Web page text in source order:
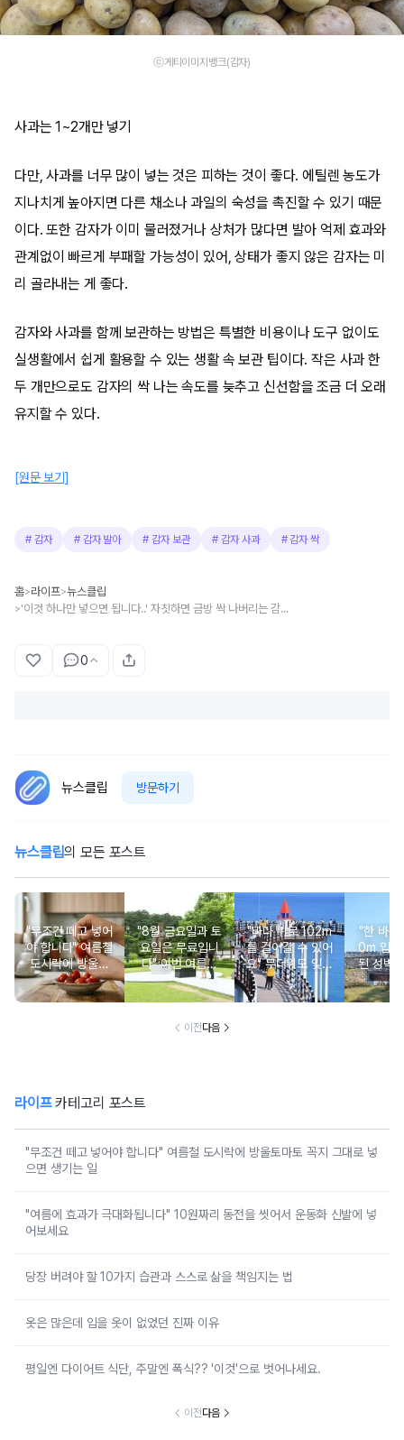
ⓒ게티이미지뱅크(감자)
사과는 1~2개만 넣기
다만, 사과를 너무 많이 넣는 것은 피하는 것이 좋다. 에틸렌 농도가
지나치게 높아지면 다른 채소나 과일의 숙성을 촉진할 수 있기 때문
이다. 또한 감자가 이미 물러졌거나 상처가 많다면 발아 억제 효과와
관계없이 빠르게 부패할 가능성이 있어, 상태가 좋지 않은 감자는 미
리 골라내는 게 좋다.
감자와 사과를 함께 보관하는 방법은 특별한 비용이나 도구 없이도
실생활에서 쉽게 활용할 수 있는 생활 속 보관 팁이다. 작은 사과 한
두 개만으로도 감자의 싹 나는 속도를 늦추고 신선함을 조금 더 오래
유지할 수 있다.
[원문 보기]
# 감자 # 감자 발아 #감자 보관 # 감자 사과 #감자 싹
홈>라이프>뉴스클립
> '이것 하나만 넣으면 됩니다..' 자칫하면 금방 싹 나버리는 감자, 박스째로 '1년 이상' 신선 보관하는 방법
0
뉴스클립 방문하기
뉴스클립의 모든 포스트
"무조건 떼고 넣어
야 합니다" 여름철
도시락에 방울토
마토 꼭지 그대로
넣으면 생기는 일
"8월 금요일과 토
요일은 무료입니
다" 이번 여름에
무료로 입장 가능
한 의미 있는 여행
"바다 위로 102m
를 걸어갈 수 있어
요" 무더위도 잊게
만드는 여름 바다
풍경 여행지
"한 바
0m 입니
된 성벽
둘러보
은 여
이전다음
라이프카테고리 포스트
"무조건 떼고 넣어야 합니다" 여름철 도시락에 방울토마토 꼭지 그대로 넣
으면 생기는 일
"여름에 효과가 극대화됩니다" 10원짜리 동전을 씻어서 운동화 신발에 넣
어보세요
당장 버려야 할 10가지 습관과 스스로 삶을 책임지는 법
옷은 많은데 입을 옷이 없었던 진짜 이유
평일엔 다이어트 식단, 주말엔 폭식?? '이것'으로 벗어나세요.
이전다음